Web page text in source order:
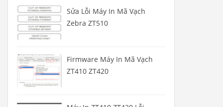
Sửa Lỗi Máy In Mã Vạch
Zebra ZT510
Firmware Máy In Mã Vạch
ZT410 ZT420